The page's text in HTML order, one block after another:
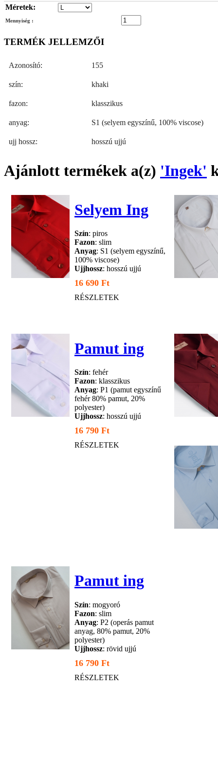
Méretek:
Mennyiség :
TERMÉK JELLEMZŐI
Azonosító: 155
szín: khaki
fazon: klasszikus
anyag: S1 (selyem egyszínű, 100% viscose)
ujj hossz: hosszú ujjú
Ajánlott termékek a(z) 'Ingek'
Selyem Ing
Szín: piros
Fazon: slim
Anyag: S1 (selyem egyszínű,
100% viscose)
Ujjhossz: hosszú ujjú
16 690 Ft
RÉSZLETEK
Pamut ing
Szín: fehér
Fazon: klasszikus
Anyag: P1 (pamut egyszínű
fehér 80% pamut, 20%
polyester)
Ujjhossz: hosszú ujjú
16 790 Ft
RÉSZLETEK
Pamut ing
Szín: mogyoró
Fazon: slim
Anyag: P2 (operás pamut
anyag, 80% pamut, 20%
polyester)
Ujjhossz: rövid ujjú
16 790 Ft
RÉSZLETEK